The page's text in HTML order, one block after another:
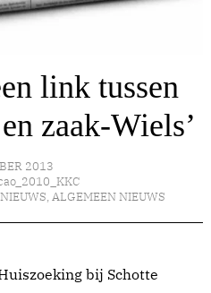
link tussen
zaak-Wiels’
2013
NIEUWS, ALGEMEEN NIEUWS
bij Schotte